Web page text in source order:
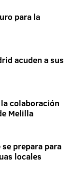
para la
acuden a sus
colaboración
Melilla
prepara para
locales